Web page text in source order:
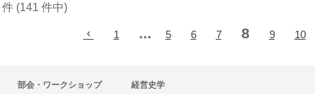
(141 件中)
1 ... 5 6 7 8 9 10
部会・ワークショップ 経営史学